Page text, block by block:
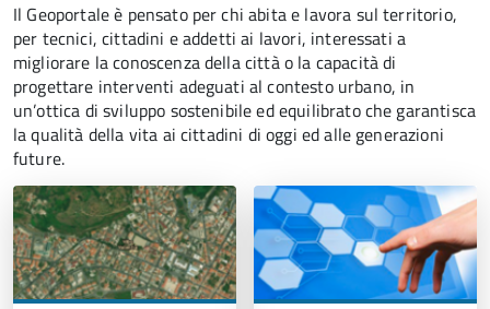
Il Geoportale è pensato per chi abita e lavora sul territorio,
per tecnici, cittadini e addetti ai lavori, interessati a
migliorare la conoscenza della città o la capacità di
progettare interventi adeguati al contesto urbano, in
un’ottica di sviluppo sostenibile ed equilibrato che garantisca
la qualità della vita ai cittadini di oggi ed alle generazioni
future.